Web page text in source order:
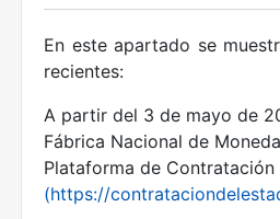
Mostrar/Ocultar
Mostrar/Ocultar
En este apartado se
recientes:
A partir del 3 de mayo de
Fábrica Nacional de
Plataforma de
(https://